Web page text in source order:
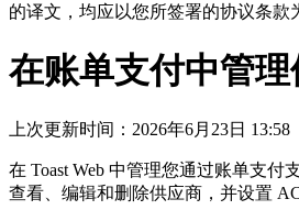
的译文，均应以您所签署的协议条款
在账单支付中管
上次更新时间：2026年6月23日 13:58
在 Toast Web 中管理您通过账单支
查看、编辑和删除供应商，并设置